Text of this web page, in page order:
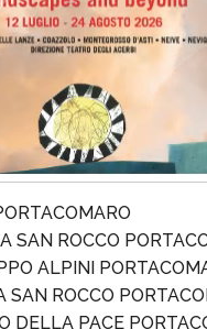
SAN ROCCO
ALPINI
SAN ROCCO
DELLA PACE